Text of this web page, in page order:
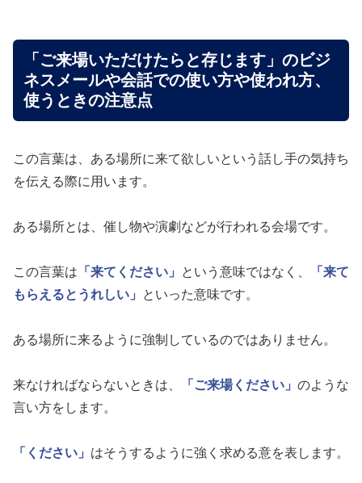
「ご来場いただけたらと存じます」のビジ
ネスメールや会話での使い方や使われ方、
使うときの注意点
この言葉は、ある場所に来て欲しいという話し手の気持ち
を伝える際に用います。
ある場所とは、催し物や演劇などが行われる会場です。
この言葉は 「来てください」 という意味ではなく、
「来て
もらえるとうれしい」
といった意味です。
ある場所に来るように強制しているのではありません。
来なければならないときは、 「ご来場ください」 のような
言い方をします。
「ください」 はそうするように強く求める意を表します。